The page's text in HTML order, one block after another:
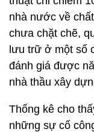
nhà nước về
chưa chặt chẽ,
lưu trữ ở một số
đánh giá được
nhà thầu xây
Thống kê cho
những sự cố